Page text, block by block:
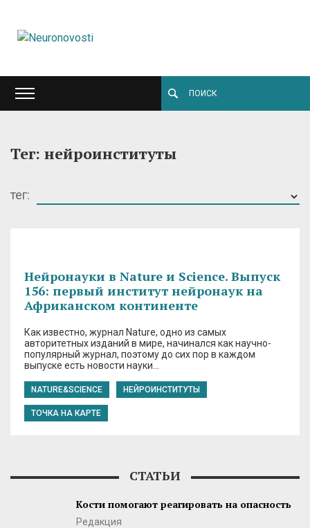
Тег: нейроинституты
тег:
Нейронауки в Nature и Science. Выпуск
156: первый институт нейронаук на
Африканском континенте
Как известно, журнал Nature, одно из самых
авторитетных изданий в мире, начинался как научно-
популярный журнал, поэтому до сих пор в каждом
выпуске есть новости науки…
NATURE&SCIENCE НЕЙРОИНСТИТУТЫ
ТОЧКА НА КАРТЕ
СТАТЬИ
Кости помогают реагировать на опасность
Редакция